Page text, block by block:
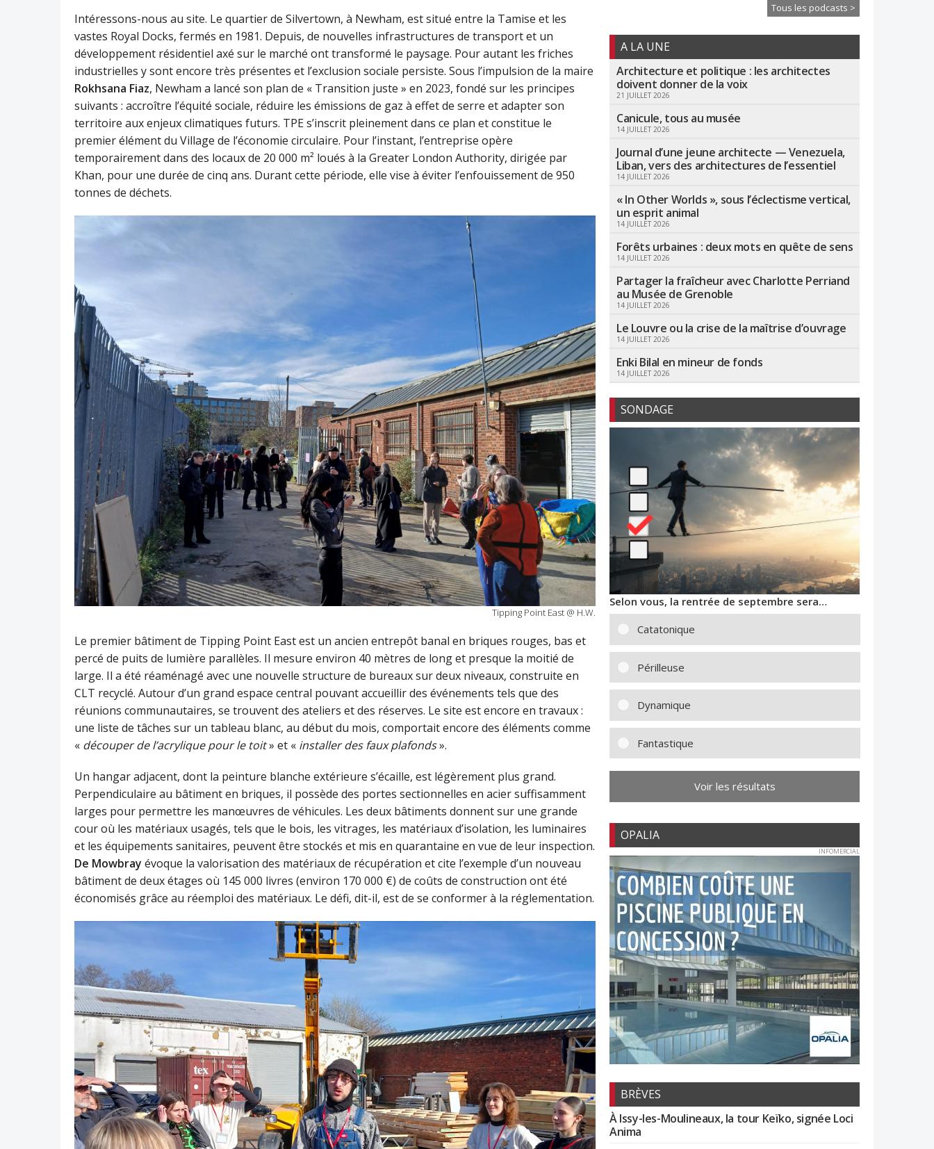
Intéressons-nous au site. Le quartier de Silvertown, à Newham, est situé entre la Tamise et les
vastes Royal Docks, fermés en 1981. Depuis, de nouvelles infrastructures de transport et un
développement résidentiel axé sur le marché ont transformé le paysage. Pour autant les friches
industrielles y sont encore très présentes et l’exclusion sociale persiste. Sous l’impulsion de la maire
Rokhsana Fiaz, Newham a lancé son plan de « Transition juste » en 2023, fondé sur les principes
suivants : accroître l’équité sociale, réduire les émissions de gaz à effet de serre et adapter son
territoire aux enjeux climatiques futurs. TPE s’inscrit pleinement dans ce plan et constitue le
premier élément du Village de l’économie circulaire. Pour l’instant, l’entreprise opère
temporairement dans des locaux de 20 000 m² loués à la Greater London Authority, dirigée par
Khan, pour une durée de cinq ans. Durant cette période, elle vise à éviter l’enfouissement de 950
tonnes de déchets.
Tipping Point East @ H.W.
Le premier bâtiment de Tipping Point East est un ancien entrepôt banal en briques rouges, bas et
percé de puits de lumière parallèles. Il mesure environ 40 mètres de long et presque la moitié de
large. Il a été réaménagé avec une nouvelle structure de bureaux sur deux niveaux, construite en
CLT recyclé. Autour d’un grand espace central pouvant accueillir des événements tels que des
réunions communautaires, se trouvent des ateliers et des réserves. Le site est encore en travaux :
une liste de tâches sur un tableau blanc, au début du mois, comportait encore des éléments comme
« découper de l’acrylique pour le toit» et « installer des faux plafonds».
Un hangar adjacent, dont la peinture blanche extérieure s’écaille, est légèrement plus grand.
Perpendiculaire au bâtiment en briques, il possède des portes sectionnelles en acier suffisamment
larges pour permettre les manœuvres de véhicules. Les deux bâtiments donnent sur une grande
cour où les matériaux usagés, tels que le bois, les vitrages, les matériaux d’isolation, les luminaires
et les équipements sanitaires, peuvent être stockés et mis en quarantaine en vue de leur inspection.
De Mowbray évoque la valorisation des matériaux de récupération et cite l’exemple d’un nouveau
bâtiment de deux étages où 145 000 livres (environ 170 000 €) de coûts de construction ont été
économisés grâce au réemploi des matériaux. Le défi, dit-il, est de se conformer à la réglementation.
Tous les podcasts >
A LA UNE
Architecture et politique : les architectes
doivent donner de la voix
21 JUILLET 2026
Canicule, tous au musée
14 JUILLET 2026
Journal d’une jeune architecte — Venezuela,
Liban, vers des architectures de l’essentiel
14 JUILLET 2026
« In Other Worlds », sous l’éclectisme vertical,
un esprit animal
14 JUILLET 2026
Forêts urbaines : deux mots en quête de sens
14 JUILLET 2026
Partager la fraîcheur avec Charlotte Perriand
au Musée de Grenoble
14 JUILLET 2026
Le Louvre ou la crise de la maîtrise d’ouvrage
14 JUILLET 2026
Enki Bilal en mineur de fonds
14 JUILLET 2026
SONDAGE
Selon vous, la rentrée de septembre sera…
Catatonique
Périlleuse
Dynamique
Fantastique
Voir les résultats
OPALIA
INFOMERCIAL
BRÈVES
À Issy-les-Moulineaux, la tour Keïko, signée Loci
Anima